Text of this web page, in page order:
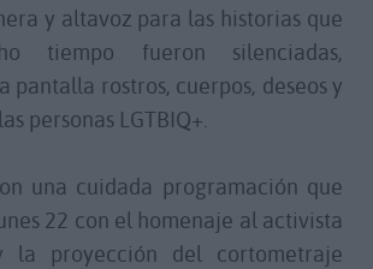
y altavoz para las historias que
tiempo fueron silenciadas,
pantalla rostros, cuerpos, deseos y
personas LGTBIQ+.
una cuidada programación que
22 con el homenaje al activista
la proyección del cortometraje